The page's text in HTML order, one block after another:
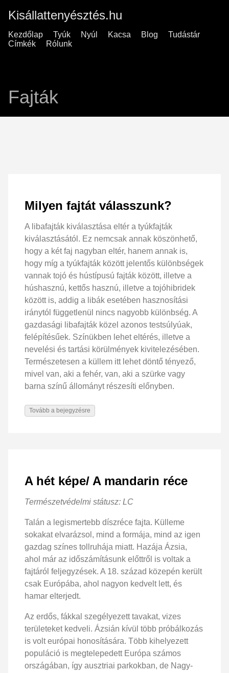
Kisállattenyésztés.hu
Kezdőlap Tyúk Nyúl Kacsa Blog
Tudástár
Címkék
Rólunk
Fajták
Milyen fajtát válasszunk?
A libafajták kiválasztása eltér a tyúkfajták
kiválasztásától. Ez nemcsak annak köszönhető,
hogy a két faj nagyban eltér, hanem annak is,
hogy míg a tyúkfajták között jelentős különbségek
vannak tojó és hústípusú fajták között, illetve a
húshasznú, kettős hasznú, illetve a tojóhibridek
között is, addig a libák esetében hasznosítási
iránytól függetlenül nincs nagyobb különbség. A
gazdasági libafajták közel azonos testsúlyúak,
felépítésűek. Színükben lehet eltérés, illetve a
nevelési és tartási körülmények kivitelezésében.
Természetesen a küllem itt lehet döntő tényező,
mivel van, aki a fehér, van, aki a szürke vagy
barna színű állományt részesíti előnyben.
Tovább a bejegyzésre
A hét képe/ A mandarin réce
Természetvédelmi státusz: LC
Talán a legismertebb díszréce fajta. Külleme
sokakat elvarázsol, mind a formája, mind az igen
gazdag színes tollruhája miatt. Hazája Ázsia,
ahol már az időszámításunk előttről is voltak a
fajtáról feljegyzések. A 18. század közepén került
csak Európába, ahol nagyon kedvelt lett, és
hamar elterjedt.
Az erdős, fákkal szegélyezett tavakat, vizes
területeket kedveli. Ázsián kívül több próbálkozás
is volt európai honosítására. Több kihelyezett
populáció is megtelepedett Európa számos
országában, így ausztriai parkokban, de Nagy-